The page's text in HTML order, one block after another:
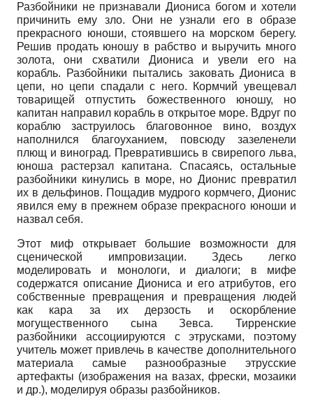
Разбойники не признавали Диониса богом и хотели
причинить ему зло. Они не узнали его в образе
прекрасного юноши, стоявшего на морском берегу.
Решив продать юношу в рабство и выручить много
золота, они схватили Диониса и увели его на
корабль. Разбойники пытались заковать Диониса в
цепи, но цепи спадали с него. Кормчий увещевал
товарищей отпустить божественного юношу, но
капитан направил корабль в открытое море. Вдруг по
кораблю заструилось благовонное вино, воздух
наполнился благоуханием, повсюду зазеленели
плющ и виноград. Превратившись в свирепого льва,
юноша растерзал капитана. Спасаясь, остальные
разбойники кинулись в море, но Дионис превратил
их в дельфинов. Пощадив мудрого кормчего, Дионис
явился ему в прежнем образе прекрасного юноши и
назвал себя.
Этот миф открывает большие возможности для
сценической импровизации. Здесь легко
моделировать и монологи, и диалоги; в мифе
содержатся описание Диониса и его атрибутов, его
собственные превращения и превращения людей
как кара за их дерзость и оскорбление
могущественного сына Зевса. Тирренские
разбойники ассоциируются с этрусками, поэтому
учитель может привлечь в качестве дополнительного
материала самые разнообразные этрусские
артефакты (изображения на вазах, фрески, мозаики
и др.), моделируя образы разбойников.